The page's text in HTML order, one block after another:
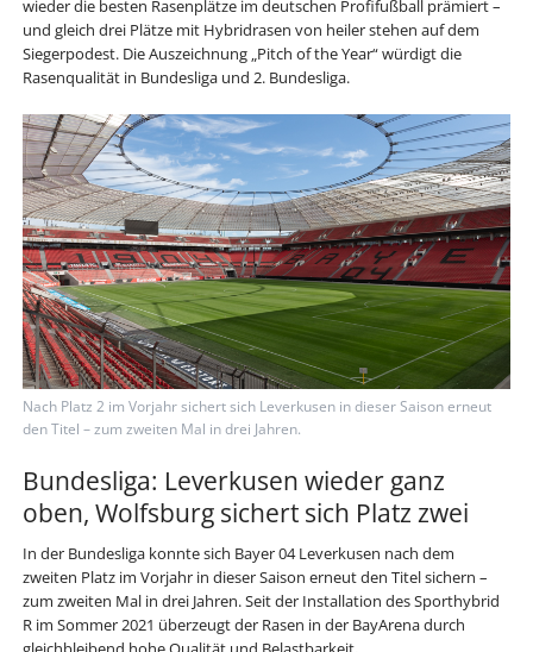
wieder die besten Rasenplätze im deutschen Profifußball prämiert –
und gleich drei Plätze mit Hybridrasen von heiler stehen auf dem
Siegerpodest. Die Auszeichnung „Pitch of the Year“ würdigt die
Rasenqualität in Bundesliga und 2. Bundesliga.
Nach Platz 2 im Vorjahr sichert sich Leverkusen in dieser Saison erneut
den Titel – zum zweiten Mal in drei Jahren.
Bundesliga: Leverkusen wieder ganz
oben, Wolfsburg sichert sich Platz zwei
In der Bundesliga konnte sich Bayer 04 Leverkusen nach dem
zweiten Platz im Vorjahr in dieser Saison erneut den Titel sichern –
zum zweiten Mal in drei Jahren. Seit der Installation des Sporthybrid
R im Sommer 2021 überzeugt der Rasen in der BayArena durch